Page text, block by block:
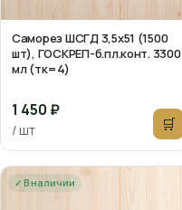
Саморез ШСГД 3,5х51 (1500
шт), ГОСКРЕП-б.пл.конт. 3300
мл (тк=4)
1 450 ₽
/ шт 🛒
✓ В наличии